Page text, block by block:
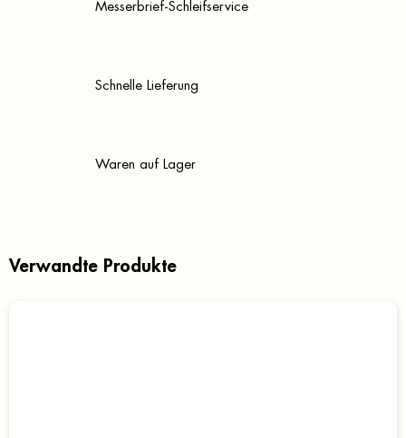
Messerbrief-Schleifservice
Schnelle Lieferung
Waren auf Lager
Verwandte Produkte